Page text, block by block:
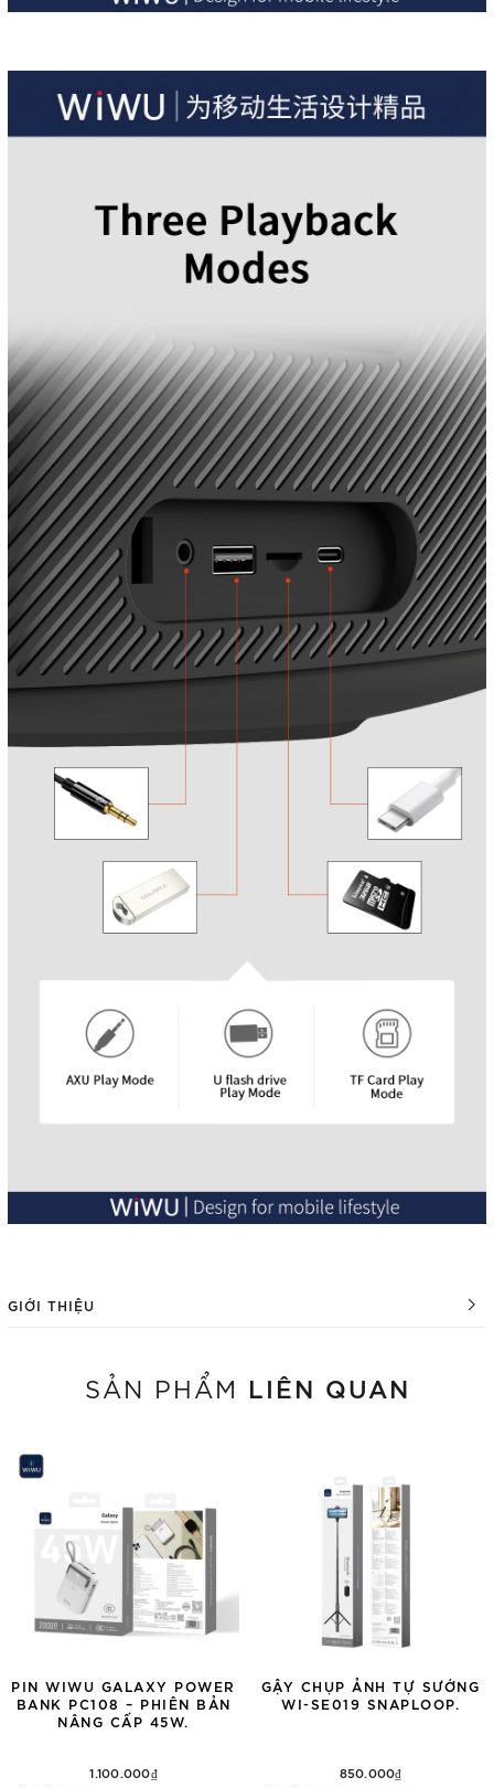
GIỚI THIỆU
SẢN PHẨM LIÊN QUAN
PIN WIWU GALAXY POWER
BANK PC108 – PHIÊN BẢN
NÂNG CẤP 45W.
1.100.000₫
GẬY CHỤP ẢNH TỰ SƯỚNG
WI-SE019 SNAPLOOP.
850.000₫